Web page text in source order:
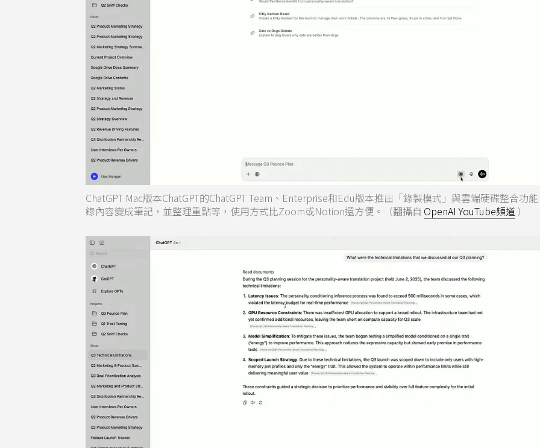
ChatGPT Mac版本ChatGPT的ChatGPT Team、Enterprise和Edu版本推出「錄製模式」與雲端硬碟整合功
錄內容變成筆記，並整理重點等，使用方式比Zoom或Notion還方便。（翻攝自 OpenAI YouTube頻道）